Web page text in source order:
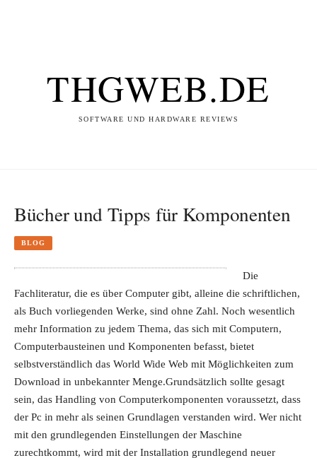
THGWEB.DE
SOFTWARE UND HARDWARE REVIEWS
Bücher und Tipps für Komponenten
BLOG
Die
Fachliteratur, die es über Computer gibt, alleine die schriftlichen,
als Buch vorliegenden Werke, sind ohne Zahl. Noch wesentlich
mehr Information zu jedem Thema, das sich mit Computern,
Computerbausteinen und Komponenten befasst, bietet
selbstverständlich das World Wide Web mit Möglichkeiten zum
Download in unbekannter Menge.Grundsätzlich sollte gesagt
sein, das Handling von Computerkomponenten voraussetzt, dass
der Pc in mehr als seinen Grundlagen verstanden wird. Wer nicht
mit den grundlegenden Einstellungen der Maschine
zurechtkommt, wird mit der Installation grundlegend neuer